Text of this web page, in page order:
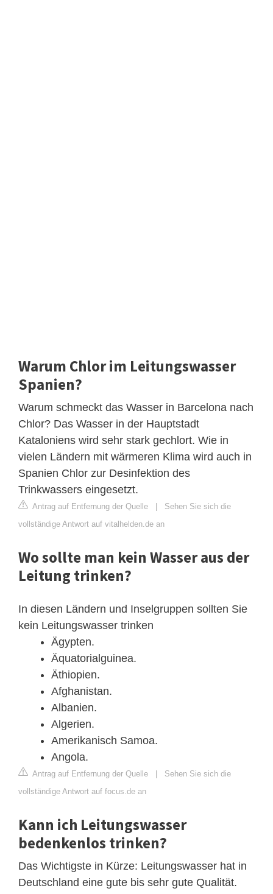
Warum Chlor im Leitungswasser
Spanien?
Warum schmeckt das Wasser in Barcelona nach
Chlor? Das Wasser in der Hauptstadt
Kataloniens wird sehr stark gechlort. Wie in
vielen Ländern mit wärmeren Klima wird auch in
Spanien Chlor zur Desinfektion des
Trinkwassers eingesetzt.
Antrag auf Entfernung der Quelle | Sehen Sie sich die
vollständige Antwort auf vitalhelden.de an
Wo sollte man kein Wasser aus der
Leitung trinken?
In diesen Ländern und Inselgruppen sollten Sie
kein Leitungswasser trinken
Ägypten.
Äquatorialguinea.
Äthiopien.
Afghanistan.
Albanien.
Algerien.
Amerikanisch Samoa.
Angola.
Antrag auf Entfernung der Quelle | Sehen Sie sich die
vollständige Antwort auf focus.de an
Kann ich Leitungswasser
bedenkenlos trinken?
Das Wichtigste in Kürze: Leitungswasser hat in
Deutschland eine gute bis sehr gute Qualität.